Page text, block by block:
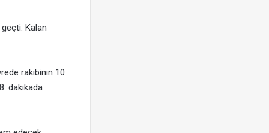
geçti. Kalan
rakibinin 10
dakikada